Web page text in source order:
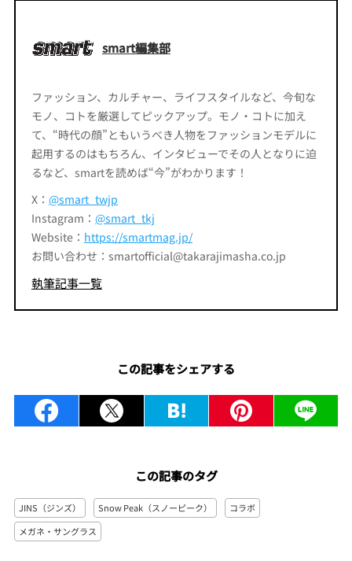
smart編集部
ファッション、カルチャー、ライフスタイルなど、今旬な
モノ、コトを厳選してピックアップ。モノ・コトに加え
て、“時代の顔”ともいうべき人物をファッションモデルに
起用するのはもちろん、インタビューでその人となりに迫
るなど、smartを読めば“今”がわかります！
X： @smart_twjp
Instagram： @smart_tkj
Website： https://smartmag.jp/
お問い合わせ：smartofficial@takarajimasha.co.jp
執筆記事一覧
この記事をシェアする
この記事のタグ
JINS（ジンズ） Snow Peak（スノーピーク）
コラボ
メガネ・サングラス